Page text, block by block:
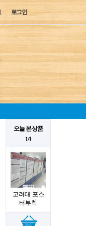
로그인
오늘 본 상품
1/1
고려대 포스
터부착